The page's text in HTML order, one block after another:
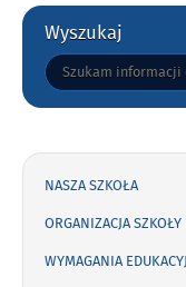
Gorne
Wyszukaj
Tutaj
wpisz
NASZA SZKOŁA
ORGANIZACJA SZKOŁY
WYMAGANIA